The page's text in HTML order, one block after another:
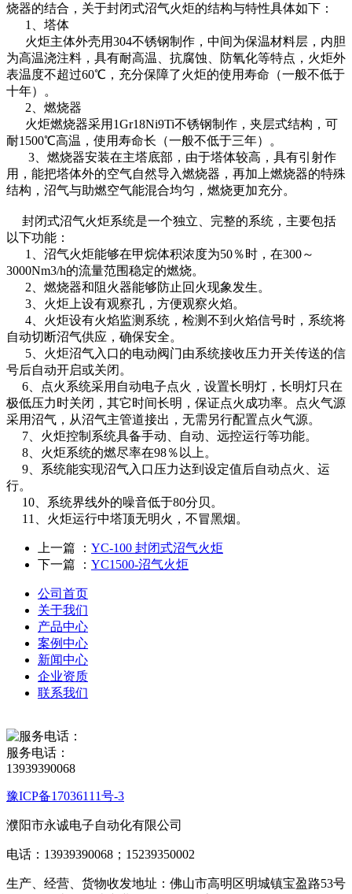
烧器的结合，关于封闭式沼气火炬的结构与特性具体如下：
1、塔体
火炬主体外壳用304不锈钢制作，中间为保温材料层，内胆
为高温浇注料，具有耐高温、抗腐蚀、防氧化等特点，火炬外
表温度不超过60℃，充分保障了火炬的使用寿命（一般不低于
十年）。
2、燃烧器
火炬燃烧器采用1Gr18Ni9Ti不锈钢制作，夹层式结构，可
耐1500℃高温，使用寿命长（一般不低于三年）。
3、燃烧器安装在主塔底部，由于塔体较高，具有引射作
用，能把塔体外的空气自然导入燃烧器，再加上燃烧器的特殊
结构，沼气与助燃空气能混合均匀，燃烧更加充分。
封闭式沼气火炬系统是一个独立、完整的系统，主要包括
以下功能：
1、沼气火炬能够在甲烷体积浓度为50％时，在300～
3000Nm3/h的流量范围稳定的燃烧。
2、燃烧器和阻火器能够防止回火现象发生。
3、火炬上设有观察孔，方便观察火焰。
4、火炬设有火焰监测系统，检测不到火焰信号时，系统将
自动切断沼气供应，确保安全。
5、火炬沼气入口的电动阀门由系统接收压力开关传送的信
号后自动开启或关闭。
6、点火系统采用自动电子点火，设置长明灯，长明灯只在
极低压力时关闭，其它时间长明，保证点火成功率。点火气源
采用沼气，从沼气主管道接出，无需另行配置点火气源。
7、火炬控制系统具备手动、自动、远控运行等功能。
8、火炬系统的燃尽率在98％以上。
9、系统能实现沼气入口压力达到设定值后自动点火、运
行。
10、系统界线外的噪音低于80分贝。
11、火炬运行中塔顶无明火，不冒黑烟。
上一篇 ： YC-100 封闭式沼气火炬
下一篇 ： YC1500-沼气火炬
公司首页
关于我们
产品中心
案例中心
新闻中心
企业资质
联系我们
服务电话：
13939390068
豫ICP备17036111号-3
濮阳市永诚电子自动化有限公司
电话：13939390068；15239350002
生产、经营、货物收发地址：佛山市高明区明城镇宝盈路53号